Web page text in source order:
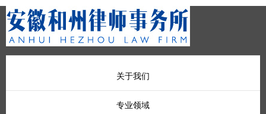
关于我们
专业领域